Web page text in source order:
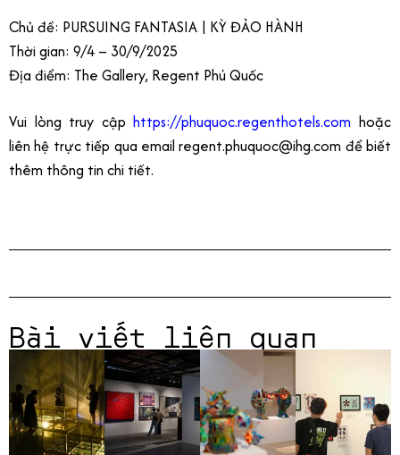
Chủ đề: PURSUING FANTASIA | KỲ ĐẢO HÀNH
Thời gian: 9/4 – 30/9/2025
Địa điểm: The Gallery, Regent Phú Quốc
Vui lòng truy cậphttps://phuquoc.regenthotels.com hoặc
liên hệ trực tiếp qua email regent.phuquoc@ihg.com để biết
thêm thông tin chi tiết.
Bài viết liên quan